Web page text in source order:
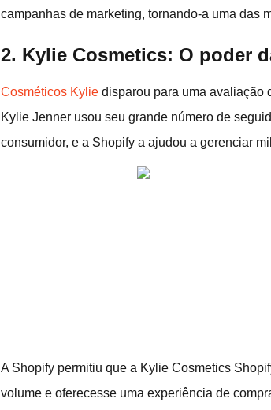
campanhas de marketing, tornando-a uma das
2. Kylie Cosmetics: O poder
Cosméticos Kylie disparou para uma avaliação
Kylie Jenner usou seu grande número de
consumidor, e a Shopify a ajudou a gerenciar
A Shopify permitiu que a Kylie Cosmetics
volume e oferecesse uma experiência de